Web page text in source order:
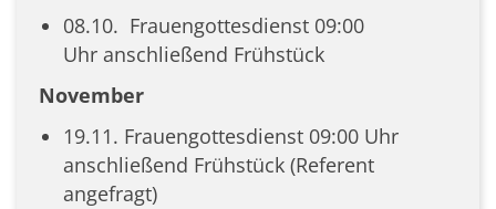
08.10. Frauengottesdienst 09:00
Uhr anschließend Frühstück
November
19.11. Frauengottesdienst 09:00 Uhr
anschließend Frühstück (Referent
angefragt)